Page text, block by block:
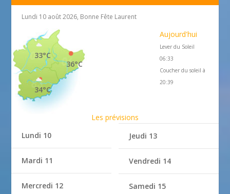
Lundi 10 août 2026, Bonne Fête Laurent
36°C
33°C
34°C
Aujourd'hui
Lever du Soleil
06:33
Coucher du soleil à
20:39
Les prévisions
Lundi 10
Mardi 11
Mercredi 12
Jeudi 13
Vendredi 14
Samedi 15